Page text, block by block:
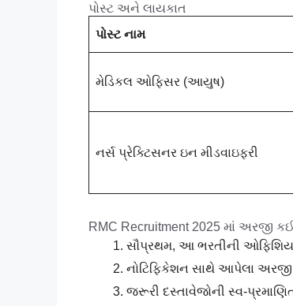
પોસ્ટ અને લાયકાત
પોસ્ટ નામ
મેડિકલ ઓફિસર (આયુષ)
નર્સ પ્રેક્ટિસનર ઇન મીડવાઇફરી
RMC Recruitment 2025 માં અરજી
સૌપ્રથમ, આ ભરતીની
નોટિફિકેશન સાથે આપેલા અરજી
જરૂરી દસ્તાવેજોની સ્વ-